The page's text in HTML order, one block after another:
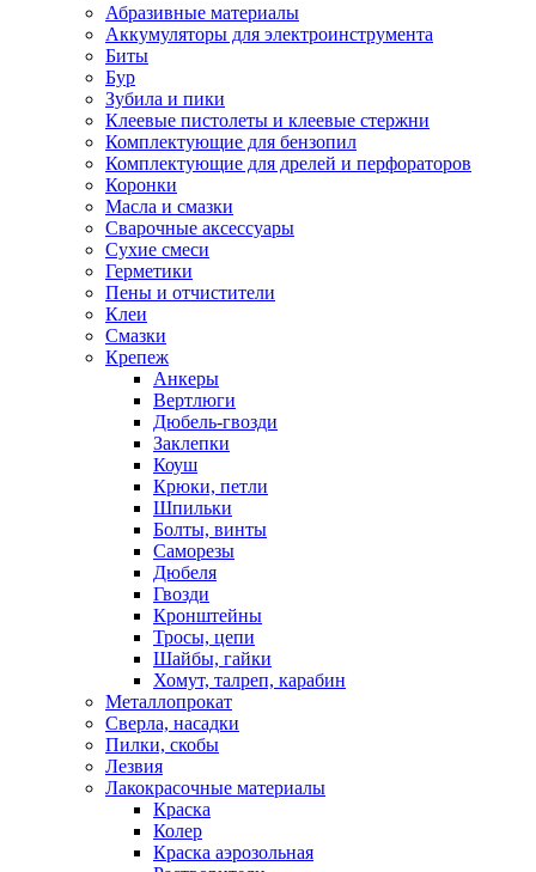
Абразивные материалы
Аккумуляторы для электроинструмента
Биты
Бур
Зубила и пики
Клеевые пистолеты и клеевые стержни
Комплектующие для бензопил
Комплектующие для дрелей и перфораторов
Коронки
Масла и смазки
Сварочные аксессуары
Сухие смеси
Герметики
Пены и отчистители
Клеи
Смазки
Крепеж
Анкеры
Вертлюги
Дюбель-гвозди
Заклепки
Коуш
Крюки, петли
Шпильки
Болты, винты
Саморезы
Дюбеля
Гвозди
Кронштейны
Тросы, цепи
Шайбы, гайки
Хомут, талреп, карабин
Металлопрокат
Сверла, насадки
Пилки, скобы
Лезвия
Лакокрасочные материалы
Краска
Колер
Краска аэрозольная